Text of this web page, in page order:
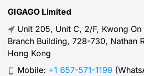
GIGAGO Limited
Unit 205, Unit C, 2/F, Kwong
Branch Building, 728-730, Nathan
Hong Kong
Mobile: +1 657-571-1199